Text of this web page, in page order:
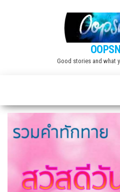
Good stories and what